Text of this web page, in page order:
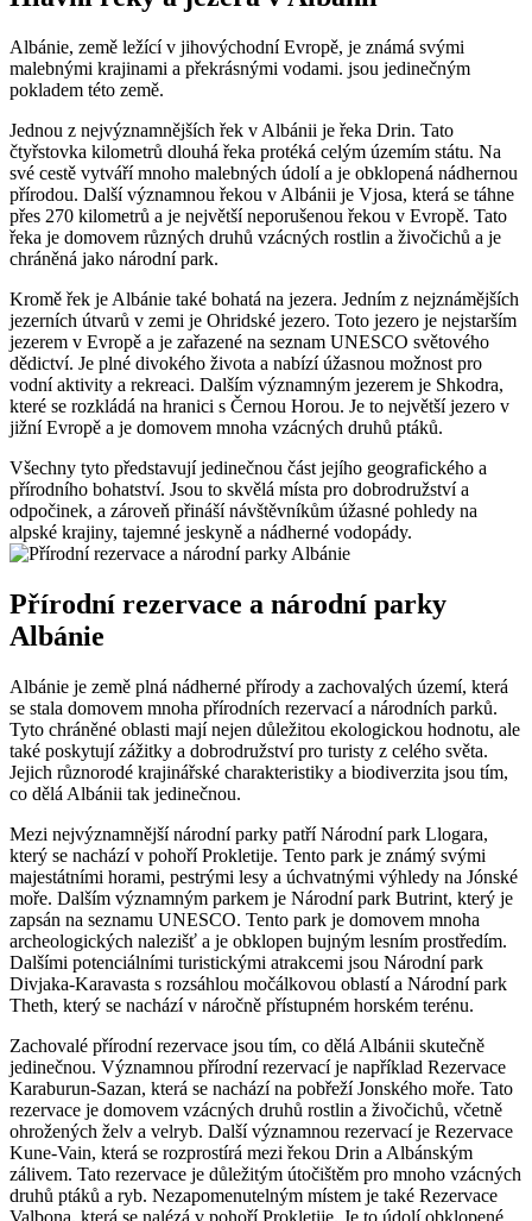
Albánie, země ležící v jihovýchodní Evropě, je známá svými
malebnými ⁤krajinami a ‍překrásnými vodami. jsou jedinečným
pokladem ‌této země.
Jednou z nejvýznamnějších řek ‍v⁤ Albánii je řeka⁣ Drin. Tato
čtyřstovka kilometrů dlouhá řeka protéká celým územím ‌státu. Na
své cestě vytváří​ mnoho ⁣malebných údolí a je obklopená nádhernou
přírodou. Další významnou řekou‌ v Albánii je Vjosa, ⁤která se táhne
přes 270 kilometrů ​a je největší‌ neporušenou řekou v Evropě. Tato
řeka je domovem‌ různých druhů vzácných rostlin a živočichů a je
chráněná jako národní ‌park.
Kromě⁣ řek je⁤ Albánie také bohatá na jezera. Jedním z ​nejznámějších
jezerních útvarů‌ v zemi je Ohridské jezero. Toto‍ jezero je nejstarším
jezerem v Evropě ‍a je zařazené na seznam UNESCO světového
dědictví. ‌Je ‌plné divokého života a ​nabízí úžasnou možnost ‌pro⁣
vodní aktivity a rekreaci. Dalším významným jezerem je‌ Shkodra,
které se rozkládá na hranici s Černou Horou. Je‌ to největší jezero​ v
jižní Evropě a je domovem mnoha vzácných druhů ptáků.
Všechny tyto představují‍ jedinečnou část jejího geografického a
přírodního bohatství. Jsou to skvělá místa⁤ pro dobrodružství a
odpočinek, a zároveň přináší návštěvníkům úžasné pohledy na
alpské⁢ krajiny, tajemné jeskyně ​a nádherné vodopády.
Přírodní rezervace a národní parky⁤
Albánie
Albánie je země plná nádherné ⁤přírody a zachovalých území, která
se stala domovem mnoha⁢ přírodních rezervací a národních parků.
Tyto ‍chráněné oblasti mají nejen důležitou ekologickou hodnotu, ale
také poskytují zážitky a dobrodružství pro turisty z celého světa.
Jejich různorodé krajinářské charakteristiky a biodiverzita jsou​ tím,
co dělá⁤ Albánii tak jedinečnou.
Mezi nejvýznamnější národní parky patří Národní⁤ park Llogara,
který se nachází v pohoří Prokletije. Tento ‍park je známý svými
majestátními horami, pestrými lesy a úchvatnými ‍výhledy na Jónské
moře. Dalším významným parkem je Národní park Butrint, který je
zapsán⁢ na seznamu UNESCO. Tento park je domovem mnoha ​
archeologických ⁢nalezišť ‌a je‍ obklopen bujným lesním prostředím.
Dalšími potenciálními turistickými atrakcemi jsou Národní park
Divjaka-Karavasta s rozsáhlou‌ močálkovou oblastí a Národní park⁣
Theth,⁢ který se nachází v náročně přístupném⁣ horském terénu.
Zachovalé přírodní⁤ rezervace jsou ⁢tím, co​ dělá Albánii skutečně
jedinečnou. Významnou⁢ přírodní rezervací je​ například Rezervace
Karaburun-Sazan, ‌která se nachází na pobřeží Jonského moře. Tato
rezervace je domovem vzácných⁤ druhů rostlin⁤ a živočichů,‍ včetně
ohrožených želv a velryb. Další významnou rezervací je Rezervace
Kune-Vain, která se rozprostírá⁢ mezi řekou ⁣Drin a Albánským
zálivem. Tato⁣ rezervace je důležitým útočištěm pro mnoho vzácných
druhů ptáků a ryb. Nezapomenutelným místem je také Rezervace‍
Valbona, která se nalézá⁢ v⁢ pohoří Prokletije. Je to údolí obklopené